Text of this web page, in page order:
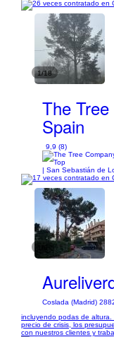
1/18
The
Spain
9,9 (8)
| San Sebastián de
Coslada (Madrid)
incluyendo podas de altura.
precio de crisis, los
con nuestros clientes y